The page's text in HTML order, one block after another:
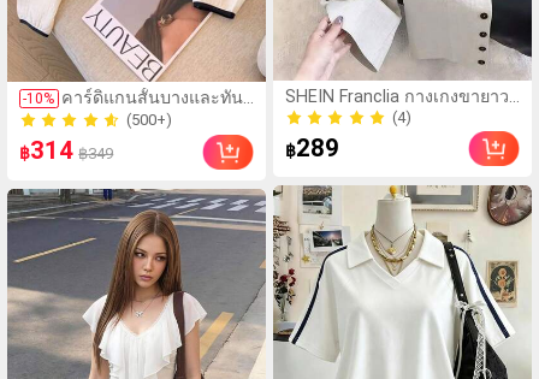
-10% คาร์ดิแกนสั้นบางและทัน
สมัยสวยงามสำหรับสตรี
(500+)
100+ ขายแล้ว
(500+)
100+ ขายแล้ว
฿314 ฿349
SHEIN Franclia กางเกงขายาวผู้
หญิงเอวสูงขาบานแบบผูกข้าง
สำหรับต้นฤดูใบไม้ร่วง สไตล์
ลำลอง ดีไซน์ผูกข้างเอวสูง แต่ง
ทรงหลวมขาบานช่วยเสริมรูป
ร่างขา สไตล์จีนอ่อนหวานสง่า
งาม เหมาะสำหรับใส่ไปทำงาน
ประจำวันและเดินทาง
(4)
฿289